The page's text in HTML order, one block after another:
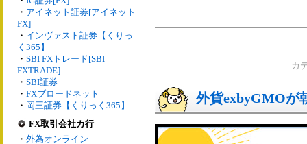
・ アイネット証券[アイネット
FX]
・ インヴァスト証券【くりっ
く365】
・ SBI FXトレード[SBI
FXTRADE]
・ SBI証券
・ FXブロードネット
・ 岡三証券【くりっく365】
FX取引会社カ行
・ 外為オンライン
カ
外貨exbyGMOが